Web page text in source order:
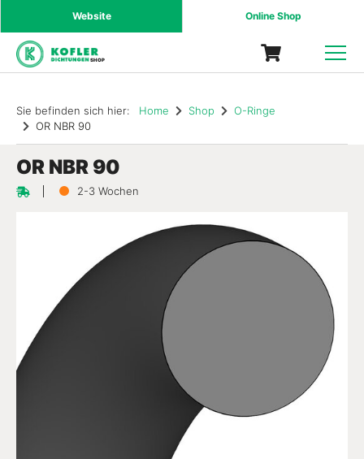
Website Online Shop
SHOP
Sie befinden sich hier: Home Shop
O-Ringe
OR NBR 90
OR NBR 90
2-3 Wochen